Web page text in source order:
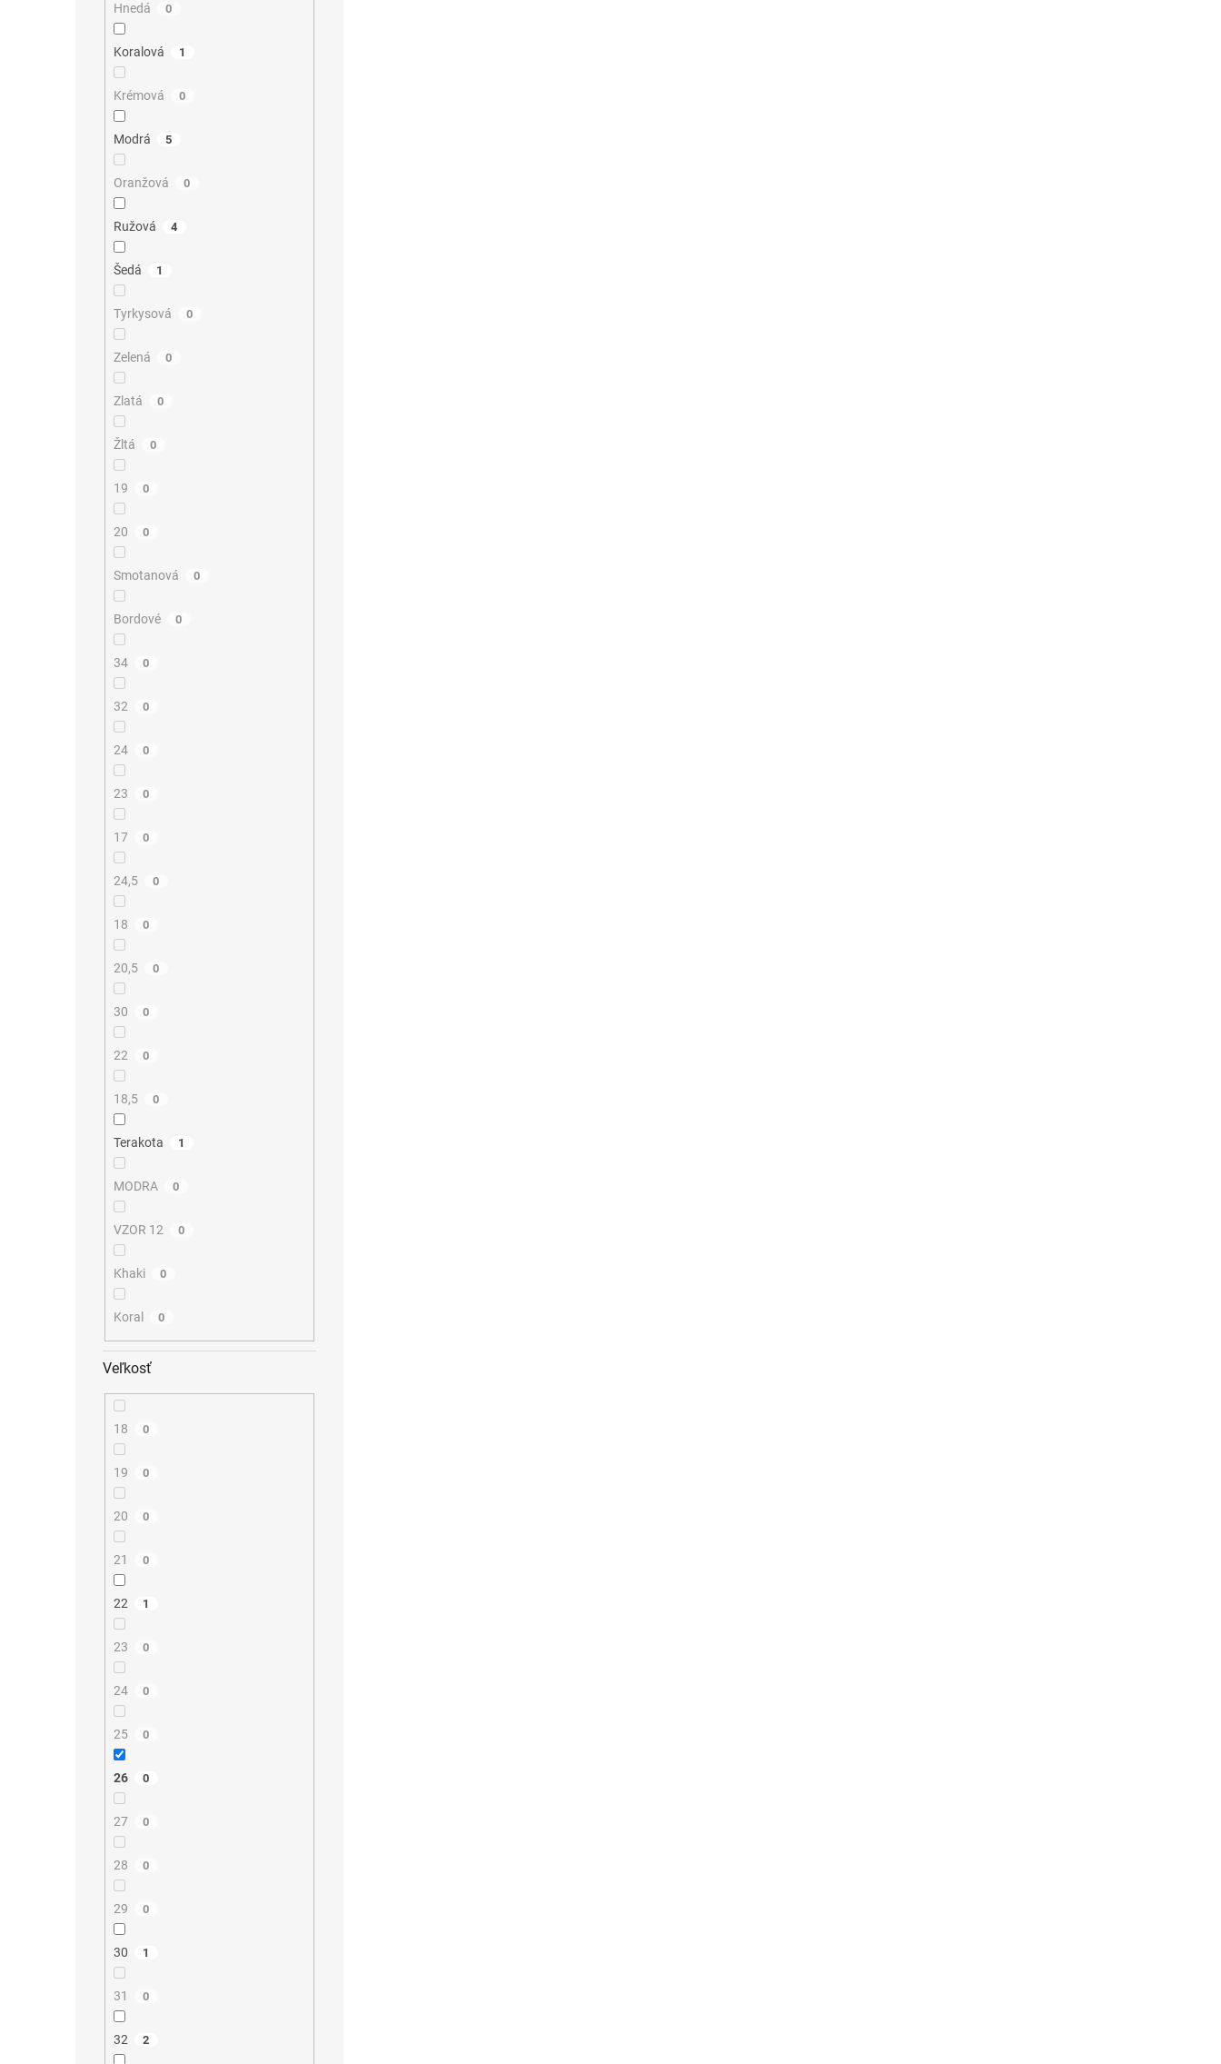
Hnedá 0
Koralová 1
Krémová 0
Modrá 5
Oranžová 0
Ružová 4
Šedá 1
Tyrkysová 0
Zelená 0
Zlatá 0
Žltá 0
19 0
20 0
Smotanová 0
Bordové 0
34 0
32 0
24 0
23 0
17 0
24,5 0
18 0
20,5 0
30 0
22 0
18,5 0
Terakota 1
MODRA 0
VZOR 12 0
Khaki 0
Koral 0
Veľkosť
18 0
19 0
20 0
21 0
22 1
23 0
24 0
25 0
26 0
27 0
28 0
29 0
30 1
31 0
32 2